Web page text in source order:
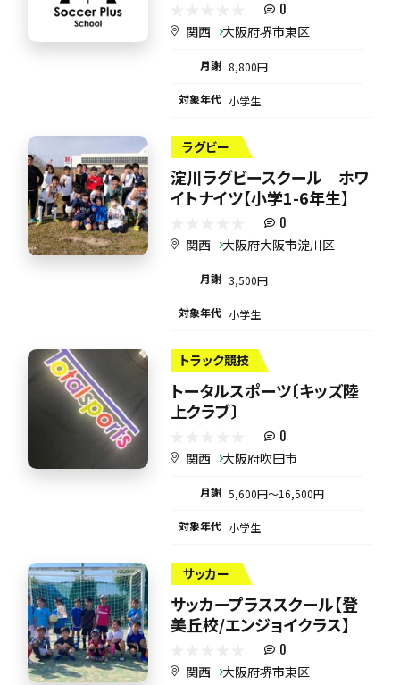
0
関西 大阪府堺市東区
月謝 8,800円
対象年代 小学生
ラグビー
淀川ラグビースクール ホワ
イトナイツ【小学1-6年生】
0
関西 大阪府大阪市淀川区
月謝 3,500円
対象年代 小学生
トラック競技
トータルスポーツ〔キッズ陸
上クラブ〕
0
関西 大阪府吹田市
月謝 5,600円〜16,500円
対象年代 小学生
サッカー
サッカープラススクール【登
美丘校/エンジョイクラス】
0
関西 大阪府堺市東区